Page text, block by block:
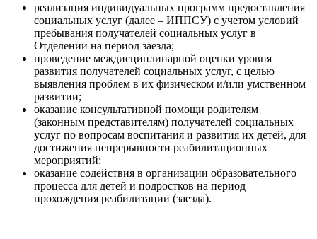
реализация индивидуальных программ предоставления
социальных услуг (далее – ИППСУ) с учетом условий
пребывания получателей социальных услуг в
Отделении на период заезда;
проведение междисциплинарной оценки уровня
развития получателей социальных услуг, с целью
выявления проблем в их физическом и/или умственном
развитии;
оказание консультативной помощи родителям
(законным представителям) получателей социальных
услуг по вопросам воспитания и развития их детей, для
достижения непрерывности реабилитационных
мероприятий;
оказание содействия в организации образовательного
процесса для детей и подростков на период
прохождения реабилитации (заезда).